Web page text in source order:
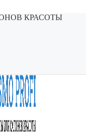
КРАСОТЫ